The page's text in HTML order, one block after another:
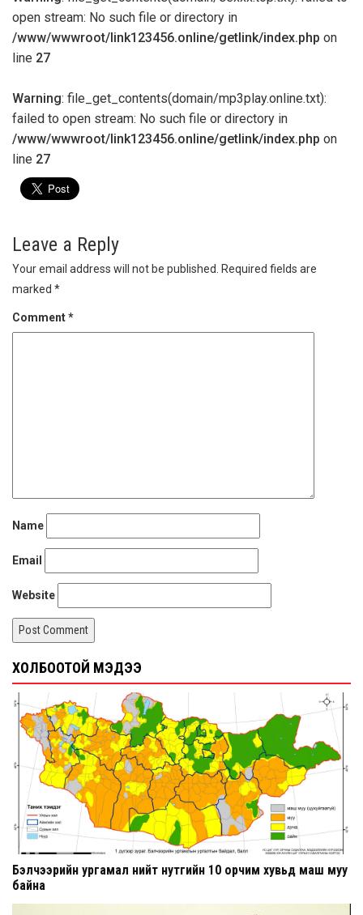
open stream: No such file or directory in
/www/wwwroot/link123456.online/getlink/index.php on
line 27
Warning: file_get_contents(domain/mp3play.online.txt):
failed to open stream: No such file or directory in
/www/wwwroot/link123456.online/getlink/index.php on
line 27
Leave a Reply
Your email address will not be published.
Required fields are
marked *
Comment*
Name
Email
Website
ХОЛБООТОЙ МЭДЭЭ
Бэлчээрийн ургамал нийт нутгийн 10 орчим хувьд маш муу
байна